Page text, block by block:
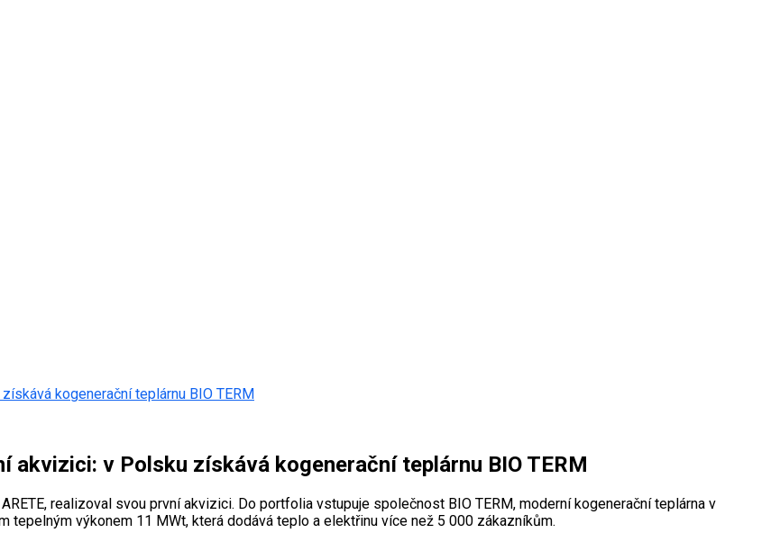
kogenerační teplárnu BIO TERM
akvizici: v Polsku získává kogenerační teplárnu BIO TERM
ARETE, realizoval svou první akvizici. Do portfolia vstupuje společnost BIO TERM, moderní kogenerační teplárna v
výkonem 11 MWt, která dodává teplo a elektřinu více než 5 000 zákazníkům.